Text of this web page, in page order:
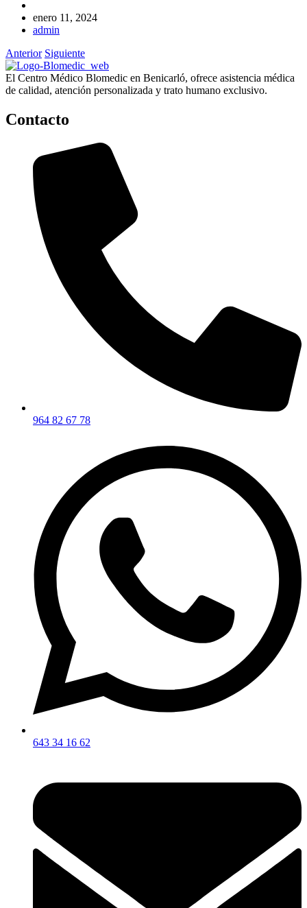
enero 11, 2024
admin
Anterior Siguiente
El Centro Médico Blomedic en Benicarló, ofrece asistencia médica
de calidad, atención personalizada y trato humano exclusivo.
Contacto
964 82 67 78
643 34 16 62